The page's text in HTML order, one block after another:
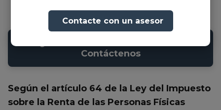
Contacte con un asesor
Contáctenos
Según el artículo 64 de la Ley del Impuesto
sobre la Renta de las Personas Físicas